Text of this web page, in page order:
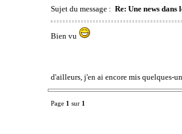
Sujet du message : Re: Une news dans
Bien vu
d'ailleurs, j'en ai encore mis quelques-
Page 1 sur 1